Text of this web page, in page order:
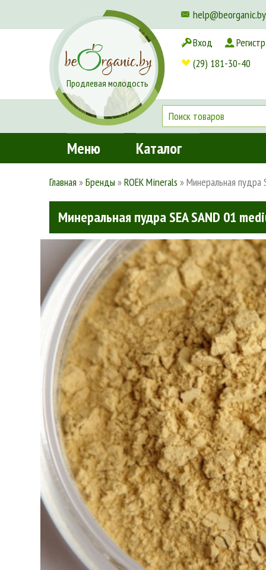
help@beorganic.by
Доставка и оплата
Продлевая молодость
Вход
(29) 181-30-40
Меню Каталог
Главная »Бренды »ROEK Minerals »Минеральная пудра
Минеральная пудра SEA SAND 01